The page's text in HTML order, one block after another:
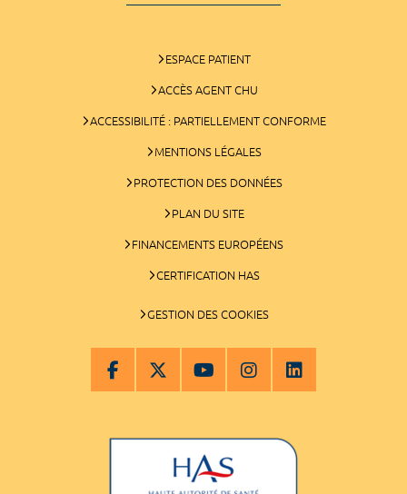
ESPACE PATIENT
ACCÈS AGENT CHU
ACCESSIBILITÉ : PARTIELLEMENT CONFORME
MENTIONS LÉGALES
PROTECTION DES DONNÉES
PLAN DU SITE
FINANCEMENTS EUROPÉENS
CERTIFICATION HAS
GESTION DES COOKIES